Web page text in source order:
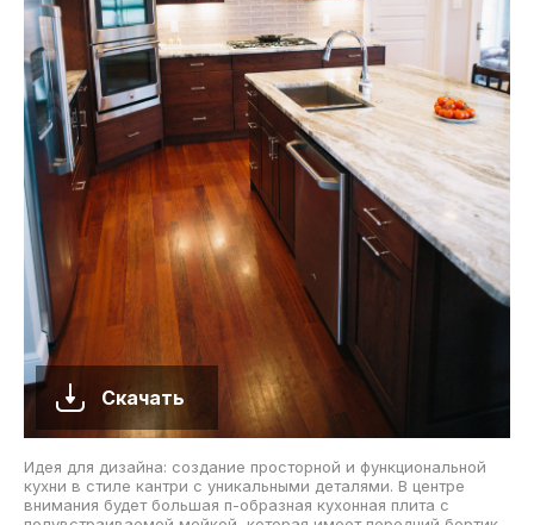
Скачать
Идея для дизайна: создание просторной и функциональной
кухни в стиле кантри с уникальными деталями. В центре
внимания будет большая п-образная кухонная плита с